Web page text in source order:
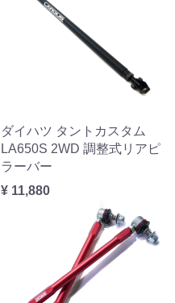
ダイハツ タントカスタム
LA650S 2WD 調整式リアピ
ラーバー
¥ 11,880